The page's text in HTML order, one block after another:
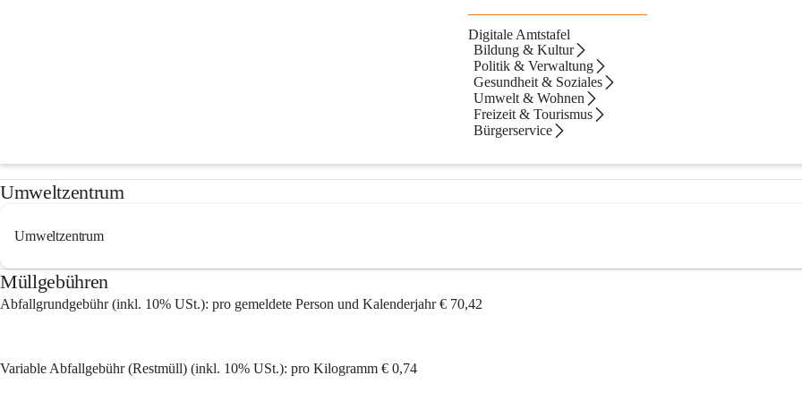
Digitale Amtstafel
Bildung & Kultur
Politik & Verwaltung
Gesundheit & Soziales
Umwelt & Wohnen
Freizeit & Tourismus
Bürgerservice
Abfuhrkalender & Müllinformation
Umweltzentrum
Umweltzentrum
Müllgebühren
Abfallgrundgebühr (inkl. 10% USt.): pro gemeldete Person und Kalenderjahr € 70,42
Variable Abfallgebühr (Restmüll) (inkl. 10% USt.): pro Kilogramm € 0,74